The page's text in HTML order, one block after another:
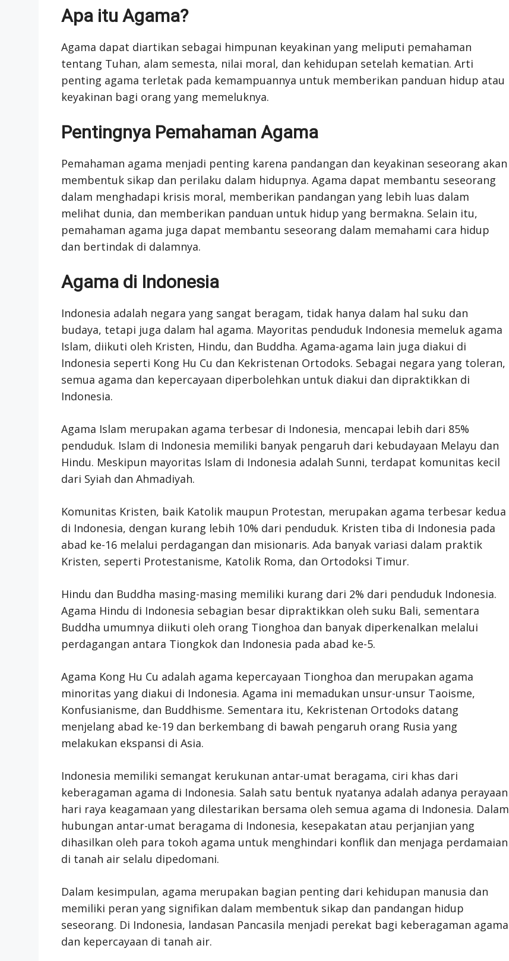
Apa itu Agama?
Agama dapat diartikan sebagai himpunan keyakinan yang meliputi pemahaman
tentang Tuhan, alam semesta, nilai moral, dan kehidupan setelah kematian. Arti
penting agama terletak pada kemampuannya untuk memberikan panduan hidup atau
keyakinan bagi orang yang memeluknya.
Pentingnya Pemahaman Agama
Pemahaman agama menjadi penting karena pandangan dan keyakinan seseorang akan
membentuk sikap dan perilaku dalam hidupnya. Agama dapat membantu seseorang
dalam menghadapi krisis moral, memberikan pandangan yang lebih luas dalam
melihat dunia, dan memberikan panduan untuk hidup yang bermakna. Selain itu,
pemahaman agama juga dapat membantu seseorang dalam memahami cara hidup
dan bertindak di dalamnya.
Agama di Indonesia
Indonesia adalah negara yang sangat beragam, tidak hanya dalam hal suku dan
budaya, tetapi juga dalam hal agama. Mayoritas penduduk Indonesia memeluk agama
Islam, diikuti oleh Kristen, Hindu, dan Buddha. Agama-agama lain juga diakui di
Indonesia seperti Kong Hu Cu dan Kekristenan Ortodoks. Sebagai negara yang toleran,
semua agama dan kepercayaan diperbolehkan untuk diakui dan dipraktikkan di
Indonesia.
Agama Islam merupakan agama terbesar di Indonesia, mencapai lebih dari 85%
penduduk. Islam di Indonesia memiliki banyak pengaruh dari kebudayaan Melayu dan
Hindu. Meskipun mayoritas Islam di Indonesia adalah Sunni, terdapat komunitas kecil
dari Syiah dan Ahmadiyah.
Komunitas Kristen, baik Katolik maupun Protestan, merupakan agama terbesar kedua
di Indonesia, dengan kurang lebih 10% dari penduduk. Kristen tiba di Indonesia pada
abad ke-16 melalui perdagangan dan misionaris. Ada banyak variasi dalam praktik
Kristen, seperti Protestanisme, Katolik Roma, dan Ortodoksi Timur.
Hindu dan Buddha masing-masing memiliki kurang dari 2% dari penduduk Indonesia.
Agama Hindu di Indonesia sebagian besar dipraktikkan oleh suku Bali, sementara
Buddha umumnya diikuti oleh orang Tionghoa dan banyak diperkenalkan melalui
perdagangan antara Tiongkok dan Indonesia pada abad ke-5.
Agama Kong Hu Cu adalah agama kepercayaan Tionghoa dan merupakan agama
minoritas yang diakui di Indonesia. Agama ini memadukan unsur-unsur Taoisme,
Konfusianisme, dan Buddhisme. Sementara itu, Kekristenan Ortodoks datang
menjelang abad ke-19 dan berkembang di bawah pengaruh orang Rusia yang
melakukan ekspansi di Asia.
Indonesia memiliki semangat kerukunan antar-umat beragama, ciri khas dari
keberagaman agama di Indonesia. Salah satu bentuk nyatanya adalah adanya perayaan
hari raya keagamaan yang dilestarikan bersama oleh semua agama di Indonesia. Dalam
hubungan antar-umat beragama di Indonesia, kesepakatan atau perjanjian yang
dihasilkan oleh para tokoh agama untuk menghindari konflik dan menjaga perdamaian
di tanah air selalu dipedomani.
Dalam kesimpulan, agama merupakan bagian penting dari kehidupan manusia dan
memiliki peran yang signifikan dalam membentuk sikap dan pandangan hidup
seseorang. Di Indonesia, landasan Pancasila menjadi perekat bagi keberagaman agama
dan kepercayaan di tanah air.